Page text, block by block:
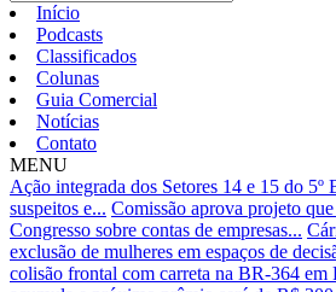
Início
Podcasts
Classificados
Colunas
Guia Comercial
Notícias
Contato
MENU
Ação integrada dos Setores 14 e 15 do 5º
suspeitos e... Comissão aprova projeto
Congresso sobre contas de empresas...
exclusão de mulheres em espaços de
colisão frontal com carreta na BR-364 em